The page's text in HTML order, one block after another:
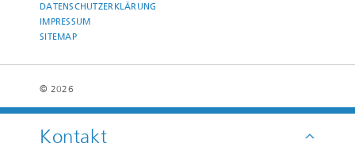
Kontakt
DATENSCHUTZERKLÄRUNG
IMPRESSUM
SITEMAP
© 2026